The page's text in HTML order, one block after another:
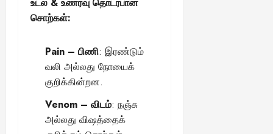
சொற்கள்:
Pain – பிணி: இரண்டும்
வலி அல்லது நோயைக்
குறிக்கின்றன.
Venom – விடம்: நஞ்சு
அல்லது விஷத்தைக்